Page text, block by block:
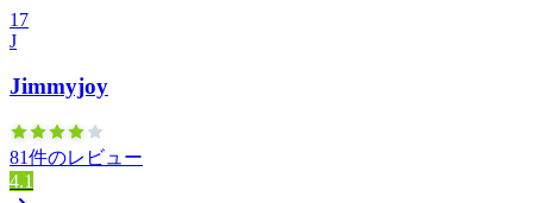
17
J
Jimmyjoy
81件のレビュー
4.1